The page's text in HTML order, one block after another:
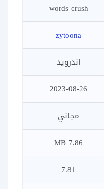
words crush
zytoona
اندرويد
2023-08-26
مجاني
7.86 MB
7.81